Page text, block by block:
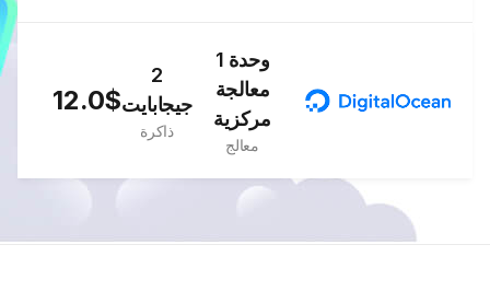
12.0$
2
جيجابايت
ذاكرة
1 وحدة
معالجة
مركزية
معالج